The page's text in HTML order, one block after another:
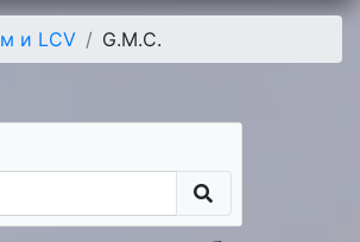
и LCV G.M.C.